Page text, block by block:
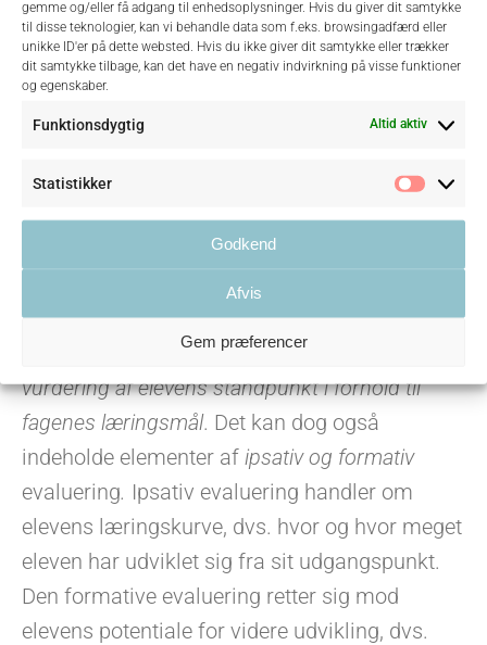
gemme og/eller få adgang til enhedsoplysninger. Hvis du giver dit samtykke
til disse teknologier, kan vi behandle data som f.eks. browsingadfærd eller
unikke ID'er på dette websted. Hvis du ikke giver dit samtykke eller trækker
dit samtykke tilbage, kan det have en negativ indvirkning på visse funktioner
og egenskaber.
Funktionsdygtig Altid aktiv
Statistikker
Godkend
Afvis
Gem præferencer
hvilket tidspunkt i skoleforløbet eleven
modtager det. Det har flere funktioner i
(formativ), og så kan det indeholde et
standpunkt for elevens opnåede færdigheder
og kompetencer på et bestemt tidspunkt i
skoleforløbet (summativ). I det afsluttende
vidnesbyrd i 12. klasse/2. hf fremstår
evalueringen primært somen summativ
vurdering af elevens standpunkt i forhold til
fagenes læringsmål. Det kan dog også
indeholde elementer af ipsativ og formativ
evaluering. Ipsativ evaluering handler om
elevens læringskurve, dvs. hvor og hvor meget
eleven har udviklet sig fra sit udgangspunkt.
Den formative evaluering retter sig mod
elevens potentiale for videre udvikling, dvs.